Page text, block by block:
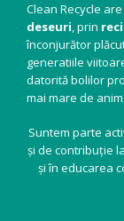
Clean Recycle
deseuri, prin
înconjurător
generatiile
datorită bolilor
mai mare de
Suntem parte
și de contribuție
și în educarea